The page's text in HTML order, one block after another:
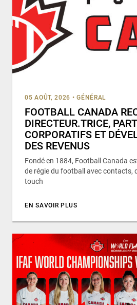
05 AOÛT, 2026 • GÉNÉRAL
FOOTBALL CANADA
DIRECTEUR.TRICE,
CORPORATIFS ET
DES REVENUS
Fondé en 1884, Football Canada
de régie du football avec contacts,
touch
EN SAVOIR PLUS